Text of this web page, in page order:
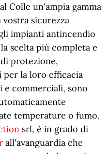
Colle un'ampia gamma
sicurezza
impianti antincendio
scelta più completa e
protezione,
la loro efficacia
commerciali, sono
temperature o fumo.
srl, è in grado di
all'avanguardia che